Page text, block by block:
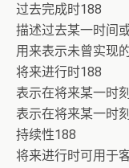
过去完成时188
描述过去某一时间
用来表示未曾实现
将来进行时188
表示在将来某一时
表示在将来某一时
持续性188
将来进行时可用于